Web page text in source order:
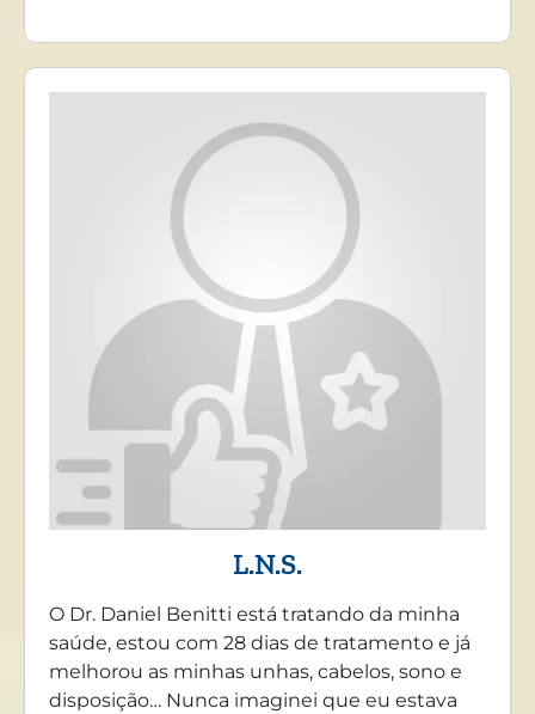
L.N.S.
O Dr. Daniel Benitti está tratando da minha
saúde, estou com 28 dias de tratamento e já
melhorou as minhas unhas, cabelos, sono e
disposição… Nunca imaginei que eu estava